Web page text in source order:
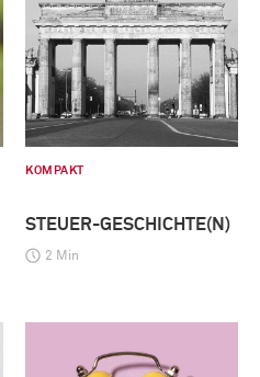
KOMPAKT
STEUER-GESCHICHTE(N)
2 Min